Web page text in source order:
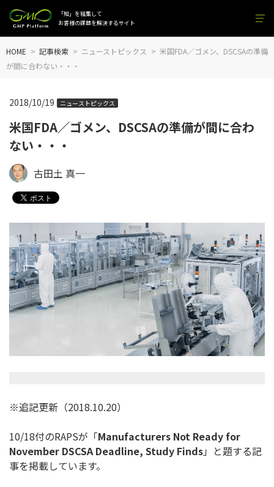
「知」を結集して
お客様の課題を解決するサイト
HOME 記事検索 ニューストピックス
米国FDA／ゴメン、DSCSAの準備
が間に合わない・・・
米国FDA／ゴメン、DSCSAの準備が間に合わ
ない・・・
2018/10/19 ニューストピックス
古田土 真一
※追記更新（2018.10.20）
10/18付のRAPSが「Manufacturers Not Ready for
November DSCSA Deadline, Study Finds」と題する記
事を掲載しています。